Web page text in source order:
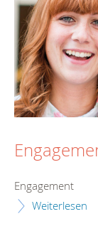
Engagement
Weiterlesen